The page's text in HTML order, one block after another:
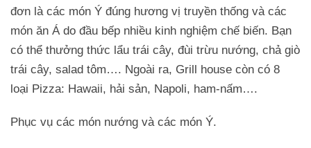
đơn là các món Ý đúng hương vị truyền thống và các
món ăn Á do đầu bếp nhiều kinh nghiệm chế biến. Bạn
có thể thưởng thức lẩu trái cây, đùi trừu nướng, chả giò
trái cây, salad tôm…. Ngoài ra, Grill house còn có 8
loại Pizza: Hawaii, hải sản, Napoli, ham-nấm….
Phục vụ các món nướng và các món Ý.